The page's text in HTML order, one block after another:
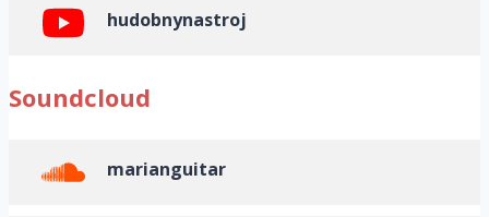
hudobnynastroj
Soundcloud
marianguitar